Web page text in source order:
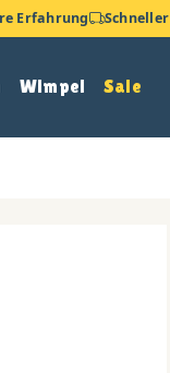
Erfahrung
Wimpel Sale